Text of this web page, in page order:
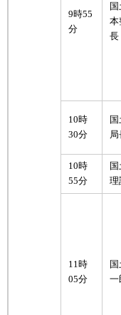
9時55
分
本
長
10時
30分
局
10時
55分
理
11時
05分
一